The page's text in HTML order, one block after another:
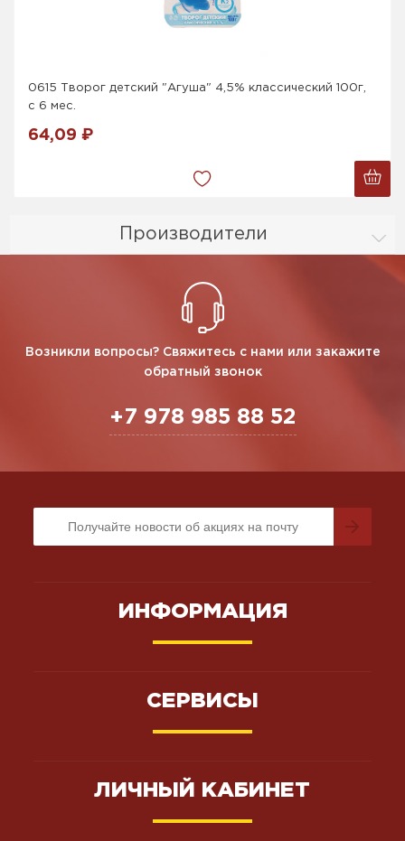
Производители
0615 Творог детский "Агуша" 4,5% классический 100г,
с 6 мес.
64,09 ₽
Возникли вопросы? Свяжитесь с нами или закажите
обратный звонок
+7 978 985 88 52
ИНФОРМАЦИЯ
СЕРВИСЫ
ЛИЧНЫЙ КАБИНЕТ